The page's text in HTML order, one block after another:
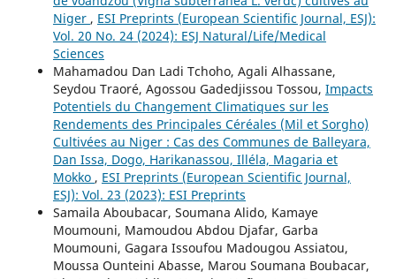
Niger , ESI Preprints (European Scientific Journal, ESJ):
Vol. 20 No. 24 (2024): ESJ Natural/Life/Medical
Sciences
Mahamadou Dan Ladi Tchoho, Agali Alhassane,
Seydou Traoré, Agossou Gadedjissou Tossou, Impacts
Potentiels du Changement Climatiques sur les
Rendements des Principales Céréales (Mil et Sorgho)
Cultivées au Niger : Cas des Communes de Balleyara,
Dan Issa, Dogo, Harikanassou, Illéla, Magaria et
Mokko , ESI Preprints (European Scientific Journal,
ESJ): Vol. 23 (2023): ESI Preprints
Samaila Aboubacar, Soumana Alido, Kamaye
Moumouni, Mamoudou Abdou Djafar, Garba
Moumouni, Gagara Issoufou Madougou Assiatou,
Moussa Ounteini Abasse, Marou Soumana Boubacar,